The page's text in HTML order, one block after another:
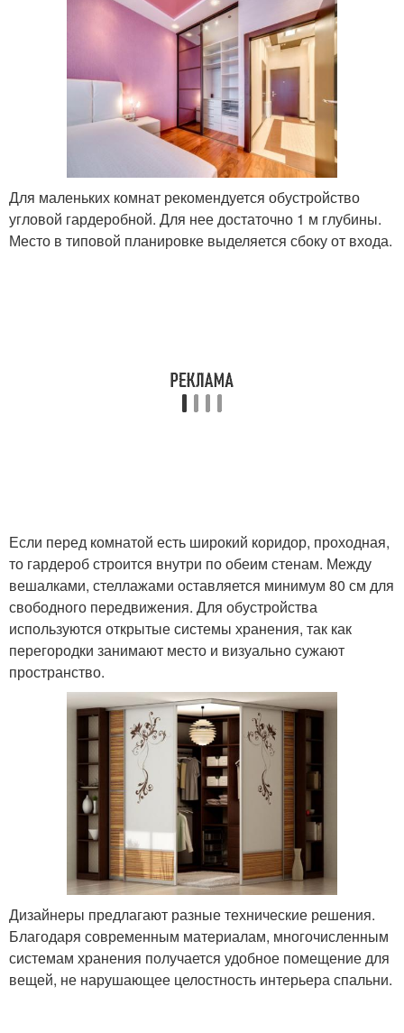
Для маленьких комнат рекомендуется обустройство
угловой гардеробной. Для нее достаточно 1 м глубины.
Место в типовой планировке выделяется сбоку от входа.
Если перед комнатой есть широкий коридор, проходная,
то гардероб строится внутри по обеим стенам. Между
вешалками, стеллажами оставляется минимум 80 см для
свободного передвижения. Для обустройства
используются открытые системы хранения, так как
перегородки занимают место и визуально сужают
пространство.
Дизайнеры предлагают разные технические решения.
Благодаря современным материалам, многочисленным
системам хранения получается удобное помещение для
вещей, не нарушающее целостность интерьера спальни.